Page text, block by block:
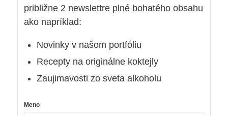
približne 2 newslettre plné bohatého obsahu
ako napríklad:
Novinky v našom portfóliu
Recepty na originálne koktejly
Zaujimavosti zo sveta alkoholu
Meno